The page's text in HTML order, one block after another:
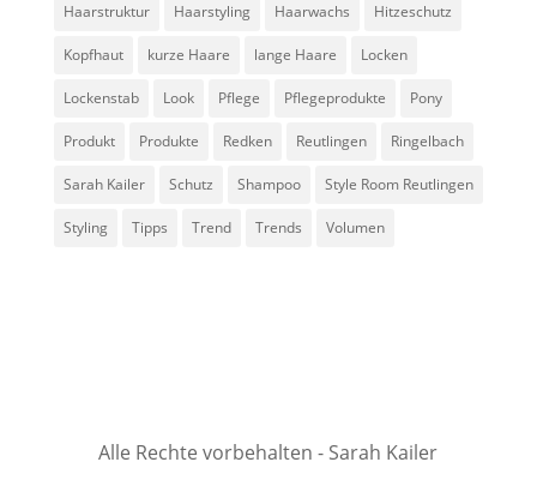
Haarstruktur Haarstyling Haarwachs Hitzeschutz
Kopfhaut kurze Haare lange Haare Locken
Lockenstab Look Pflege Pflegeprodukte Pony
Produkt Produkte Redken Reutlingen Ringelbach
Sarah Kailer Schutz Shampoo Style Room Reutlingen
Styling Tipps Trend Trends Volumen
Alle Rechte vorbehalten - Sarah Kailer